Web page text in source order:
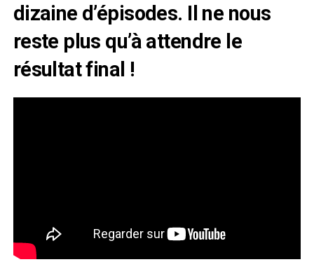
dizaine d’épisodes. Il ne nous
reste plus qu’à attendre le
résultat final !